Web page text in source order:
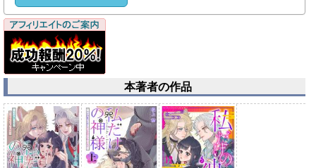
本著者の作品